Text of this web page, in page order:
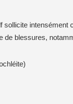
sollicite
de blessures,